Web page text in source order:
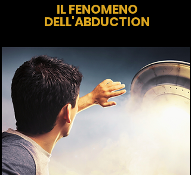
IL FENOMENO
DELL'ABDUCTION